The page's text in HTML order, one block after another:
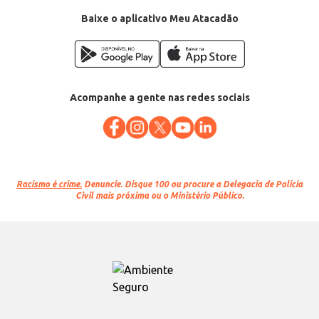
Baixe o aplicativo Meu Atacadão
Acompanhe a gente nas redes sociais
Racismo é crime. Denuncie. Disque 100 ou procure a Delegacia de Polícia
Civil mais próxima ou o Ministério Público.